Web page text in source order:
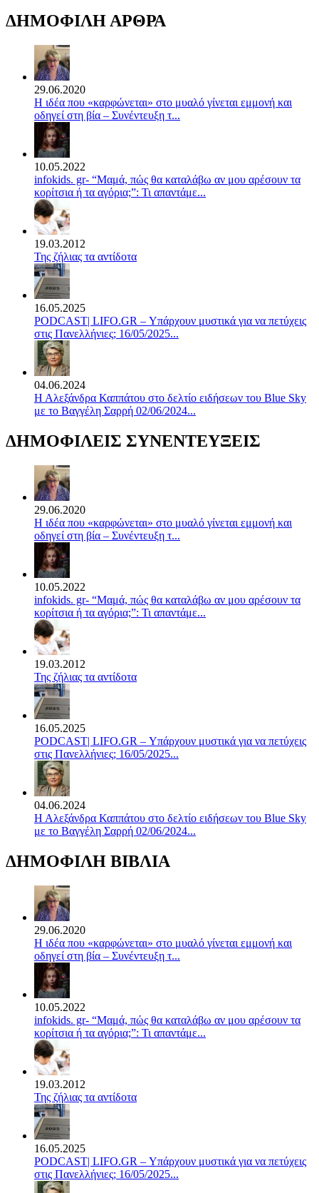
ΔΗΜΟΦΙΛΗ ΑΡΘΡΑ
29.06.2020
Η ιδέα που «καρφώνεται» στο μυαλό γίνεται εμμονή και
οδηγεί στη βία – Συνέντευξη τ...
10.05.2022
infokids. gr- “Μαμά, πώς θα καταλάβω αν μου αρέσουν τα
κορίτσια ή τα αγόρια;”: Τι απαντάμε...
19.03.2012
Της ζήλιας τα αντίδοτα
16.05.2025
PODCAST| LIFO.GR – Υπάρχουν μυστικά για να πετύχεις
στις Πανελλήνιες; 16/05/2025...
04.06.2024
Η Αλεξάνδρα Καππάτου στο δελτίο ειδήσεων του Blue Sky
με το Βαγγέλη Σαρρή 02/06/2024...
ΔΗΜΟΦΙΛΕΙΣ ΣΥΝΕΝΤΕΥΞΕΙΣ
29.06.2020
Η ιδέα που «καρφώνεται» στο μυαλό γίνεται εμμονή και
οδηγεί στη βία – Συνέντευξη τ...
10.05.2022
infokids. gr- “Μαμά, πώς θα καταλάβω αν μου αρέσουν τα
κορίτσια ή τα αγόρια;”: Τι απαντάμε...
19.03.2012
Της ζήλιας τα αντίδοτα
16.05.2025
PODCAST| LIFO.GR – Υπάρχουν μυστικά για να πετύχεις
στις Πανελλήνιες; 16/05/2025...
04.06.2024
Η Αλεξάνδρα Καππάτου στο δελτίο ειδήσεων του Blue Sky
με το Βαγγέλη Σαρρή 02/06/2024...
ΔΗΜΟΦΙΛΗ ΒΙΒΛΙΑ
29.06.2020
Η ιδέα που «καρφώνεται» στο μυαλό γίνεται εμμονή και
οδηγεί στη βία – Συνέντευξη τ...
10.05.2022
infokids. gr- “Μαμά, πώς θα καταλάβω αν μου αρέσουν τα
κορίτσια ή τα αγόρια;”: Τι απαντάμε...
19.03.2012
Της ζήλιας τα αντίδοτα
16.05.2025
PODCAST| LIFO.GR – Υπάρχουν μυστικά για να πετύχεις
στις Πανελλήνιες; 16/05/2025...